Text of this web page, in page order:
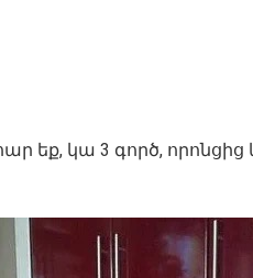
եք, կա 3 գործ, որոնցից